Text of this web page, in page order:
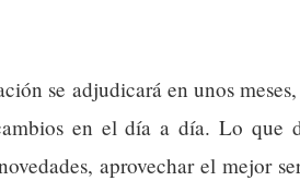
se adjudicará en unos
en el día a día. Lo que
aprovechar el mejor